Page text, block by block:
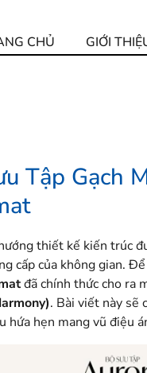
CHỦ GIỚI
Tập Gạch
thiết kế kiến trúc
cấp của không gian.
đã chính thức cho ra
. Bài viết này sẽ
hứa hẹn mang vũ điệu